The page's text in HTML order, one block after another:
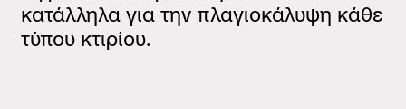
κατάλληλα για την πλαγιοκάλυψη κάθε
τύπου κτιρίου.